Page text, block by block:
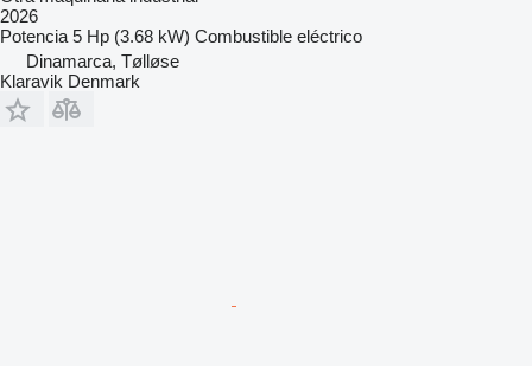
2026
Potencia 5 Hp (3.68 kW) Combustible eléctrico
Dinamarca, Tølløse
Klaravik Denmark